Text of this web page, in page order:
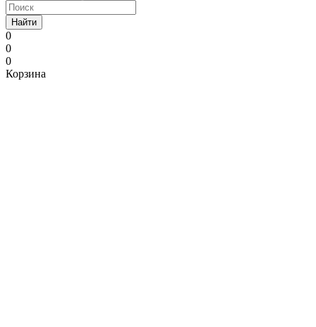
Найти
0
0
0
Корзина